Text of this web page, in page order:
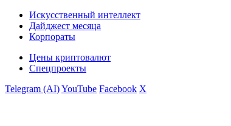
Искусственный интеллект
Дайджест месяца
Корпораты
Цены криптовалют
Спецпроекты
Telegram (AI)YouTube Facebook X